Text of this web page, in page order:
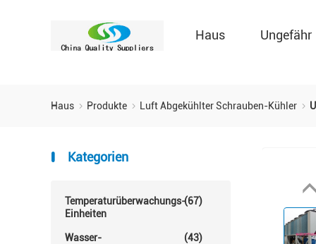
Haus Ungefähr
Haus Produkte Luft Abgekühlter Schrauben-Kühler
Kategorien
Temperaturüberwachungs-
Einheiten
(67)
Wasser-
(43)